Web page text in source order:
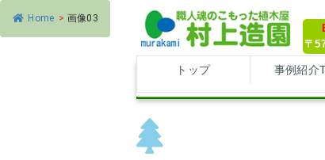
〒
トップ 事例紹介
Home > 画像03
画像03